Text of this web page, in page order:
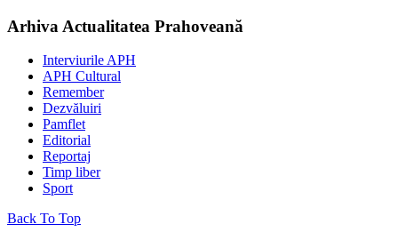
Arhiva Actualitatea Prahoveană
Interviurile APH
APH Cultural
Remember
Dezvăluiri
Pamflet
Editorial
Reportaj
Timp liber
Sport
Back To Top